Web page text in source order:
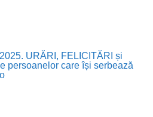
URĂRI, FELICITĂRI și
persoanelor care își serbează